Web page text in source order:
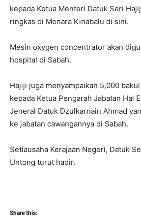
kepada Ketua Menteri Datuk Seri
ringkas di Menara Kinabalu di sini.
Mesin oxygen concentrator akan
hospital di Sabah.
Hajiji juga menyampaikan 5,000
kepada Ketua Pengarah Jabatan Hal
Jeneral Datuk Dzulkarnain Ahmad
ke jabatan cawangannya di Sabah.
Setiausaha Kerajaan Negeri, Datuk
Untong turut hadir.
Share this: